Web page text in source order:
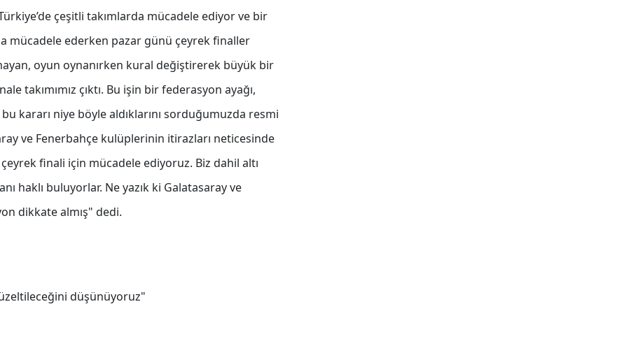
çeşitli takımlarda mücadele ediyor ve bir
mücadele ederken pazar günü çeyrek finaller
oyun oynanırken kural değiştirerek büyük bir
takımımız çıktı. Bu işin bir federasyon ayağı,
kararı niye böyle aldıklarını sorduğumuzda resmi
ve Fenerbahçe kulüplerinin itirazları neticesinde
çeyrek finali için mücadele ediyoruz. Biz dahil altı
haklı buluyorlar. Ne yazık ki Galatasaray ve
dikkate almış" dedi.
düşünüyoruz"